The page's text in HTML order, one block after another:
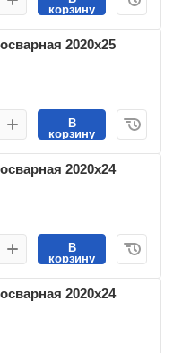
корзину
2020х25
В
корзину
2020х24
В
корзину
2020х24